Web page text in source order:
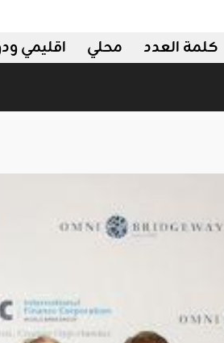
اقليمي محلي كلمة العدد